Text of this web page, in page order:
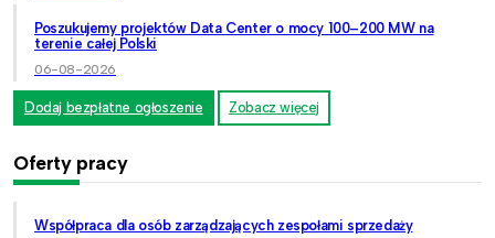
Poszukujemy projektów Data Center o mocy 100–200 MW na
terenie całej Polski
06-08-2026
Dodaj bezpłatne ogłoszenie Zobacz więcej
Oferty pracy
Współpraca dla osób zarządzających zespołami sprzedaży